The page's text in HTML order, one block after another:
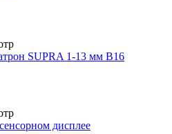
SUPRA 1-13 мм B16
дисплее